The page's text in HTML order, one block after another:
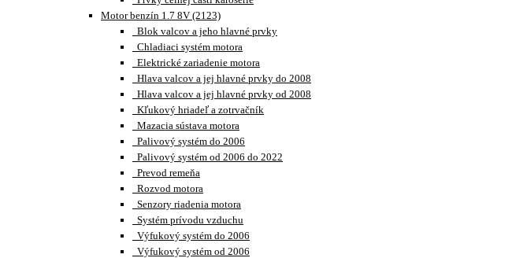
Motor benzín 1.7 8V (2123)
Blok valcov a jeho hlavné prvky
Chladiaci systém motora
Elektrické zariadenie motora
Hlava valcov a jej hlavné prvky do 2008
Hlava valcov a jej hlavné prvky od 2008
Kľukový hriadeľ a zotrvačník
Mazacia sústava motora
Palivový systém do 2006
Palivový systém od 2006 do 2022
Prevod remeňa
Rozvod motora
Senzory riadenia motora
Systém prívodu vzduchu
Výfukový systém do 2006
Výfukový systém od 2006